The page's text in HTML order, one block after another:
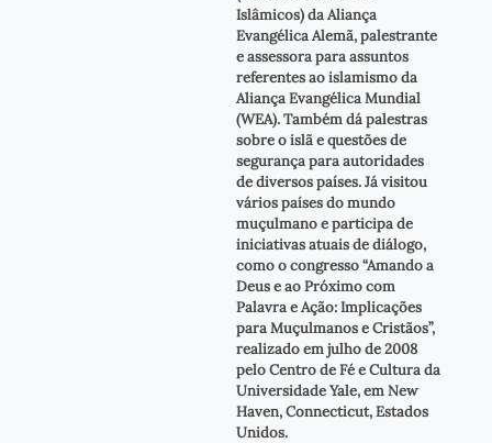
Islâmicos) da Aliança
Evangélica Alemã, palestrante
e assessora para assuntos
referentes ao islamismo da
Aliança Evangélica Mundial
(WEA). Também dá palestras
sobre o islã e questões de
segurança para autoridades
de diversos países. Já visitou
vários países do mundo
muçulmano e participa de
iniciativas atuais de diálogo,
como o congresso “Amando a
Deus e ao Próximo com
Palavra e Ação: Implicações
para Muçulmanos e Cristãos”,
realizado em julho de 2008
pelo Centro de Fé e Cultura da
Universidade Yale, em New
Haven, Connecticut, Estados
Unidos.